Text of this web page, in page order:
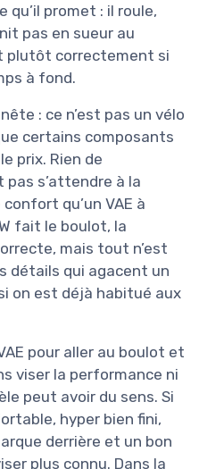
qu’il promet : il roule,
pas en sueur au
plutôt correctement si
à fond.
: ce n’est pas un vélo
certains composants
prix. Rien de
s’attendre à la
qu’un VAE à
fait le boulot, la
mais tout n’est
détails qui agacent un
on est déjà habitué aux
pour aller au boulot et
viser la performance ni
peut avoir du sens. Si
hyper bien fini,
derrière et un bon
plus connu. Dans la